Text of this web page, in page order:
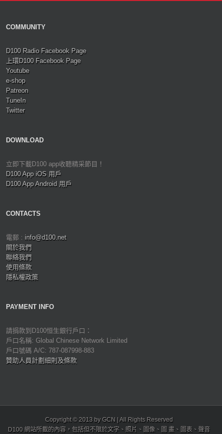
COMMUNITY
D100 Radio Facebook Page
上環D100 Facebook Page
Youtube
e-shop
Patreon
TuneIn
Twitter
DOWNLOAD
立即下載D100 app收聽精采節目！
D100 App iOS 用戶
D100 App Android 用戶
CONTACTS
電郵 : info@d100.net
關於我們
聯絡我們
使用條款
隱私權政策
PAYMENT INFO
請捐款到D100恒生銀行戶口：
戶口名稱: Global Chinese Network Limited
戶口號碼 A/C: 787-087998-883
贊助人員計劃細則及條款
Copyright © 2013 by GCN | All Rights Reserved
D100 網站所載的內容，包括但不限於文字、照片、圖像、圖 畫、圖表、聲音